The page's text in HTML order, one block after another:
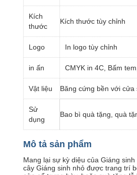
Kích
thước
Kích thước tùy chỉnh
Logo In logo tùy chỉnh
in ấn CMYK in 4C, Bấm
Vật liệu Băng cứng bền với cửa
Sử
dụng
Bao bì quà tặng, quà
Mô tả sản phẩm
Mang lại sự kỳ diệu của Giáng
cây Giáng sinh nhỏ được trang trí